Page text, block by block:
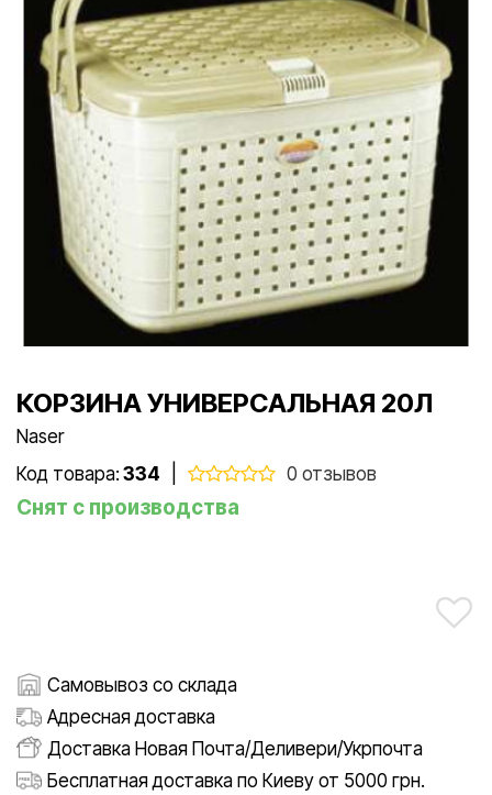
КОРЗИНА УНИВЕРСАЛЬНАЯ 20Л
Naser
Код товара: 334 0 отзывов
Снят с производства
Самовывоз со склада
Адресная доставка
Доставка Новая Почта/Деливери/Укрпочта
Бесплатная доставка по Киеву от 5000 грн.